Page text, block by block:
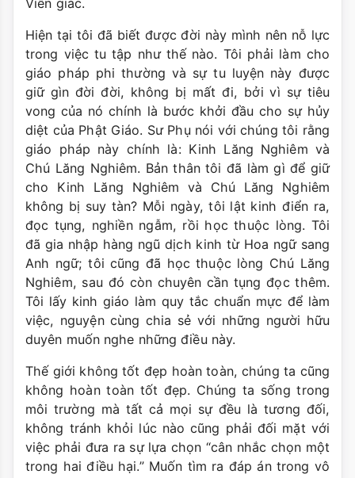
Viên giác.
Hiện tại tôi đã biết được đời này mình nên nỗ lực
trong việc tu tập như thế nào. Tôi phải làm cho
giáo pháp phi thường và sự tu luyện này được
giữ gìn đời đời, không bị mất đi, bởi vì sự tiêu
vong của nó chính là bước khởi đầu cho sự hủy
diệt của Phật Giáo. Sư Phụ nói với chúng tôi rằng
giáo pháp này chính là: Kinh Lăng Nghiêm và
Chú Lăng Nghiêm. Bản thân tôi đã làm gì để giữ
cho Kinh Lăng Nghiêm và Chú Lăng Nghiêm
không bị suy tàn? Mỗi ngày, tôi lật kinh điển ra,
đọc tụng, nghiền ngẫm, rồi học thuộc lòng. Tôi
đã gia nhập hàng ngũ dịch kinh từ Hoa ngữ sang
Anh ngữ; tôi cũng đã học thuộc lòng Chú Lăng
Nghiêm, sau đó còn chuyên cần tụng đọc thêm.
Tôi lấy kinh giáo làm quy tắc chuẩn mực để làm
việc, nguyện cùng chia sẻ với những người hữu
duyên muốn nghe những điều này.
Thế giới không tốt đẹp hoàn toàn, chúng ta cũng
không hoàn toàn tốt đẹp. Chúng ta sống trong
môi trường mà tất cả mọi sự đều là tương đối,
không tránh khỏi lúc nào cũng phải đối mặt với
việc phải đưa ra sự lựa chọn “cân nhắc chọn một
trong hai điều hại.” Muốn tìm ra đáp án trong vô